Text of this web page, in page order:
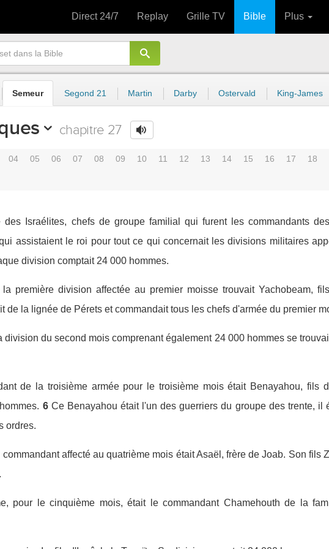
Direct 24/7 Replay Grille TV Bible Plus
Semeur Segond 21 Martin Darby Ostervald King-James
chapitre 27
04 05 06 07 08 09 10 11 12 13 14 15 16 17 18
des Israélites, chefs de groupe familial qui furent les commandants
assistaient le roi pour tout ce qui concernait les divisions militaires
division comptait 24 000 hommes.
première division affectée au premier moisse trouvait Yachobeam,
de la lignée de Pérets et commandait tous les chefs d'armée du premier
division du second mois comprenant également 24 000 hommes se
de la troisième armée pour le troisième mois était Benayahou, fils
6 Ce Benayahou était l'un des guerriers du groupe des trente, il
ordres.
commandant affecté au quatrième mois était Asaël, frère de Joab. Son
pour le cinquième mois, était le commandant Chamehouth de la